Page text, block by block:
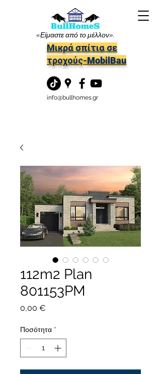
«Είμαστε από το μέλλον».
Μικρά σπίτια σε
τροχούς-MobilBau
info@bullhomes.gr
112m2 Plan
801153PM
0,00 €
Ποσότητα *